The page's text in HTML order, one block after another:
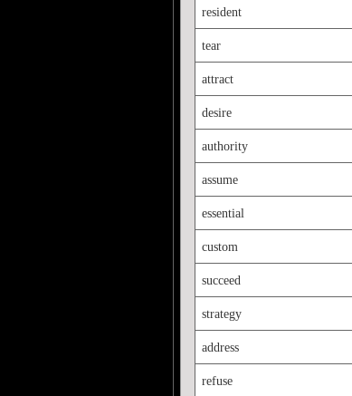
resident
tear
attract
desire
authority
assume
essential
custom
succeed
strategy
address
refuse